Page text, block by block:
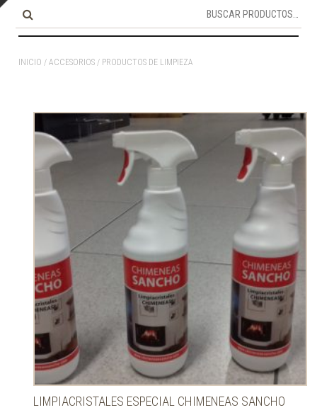
por:
INICIO /ACCESORIOS / PRODUCTOS DE LIMPIEZA
LIMPIACRISTALES ESPECIAL CHIMENEAS SANCHO